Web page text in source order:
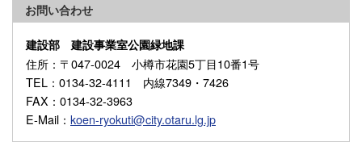
お問い合わせ
建設部 建設事業室公園緑地課
住所 ：〒047-0024 小樽市花園5丁目10番1号
TEL ：0134-32-4111 内線7349・7426
FAX ：0134-32-3963
E-Mail ： koen-ryokuti@city.otaru.lg.jp